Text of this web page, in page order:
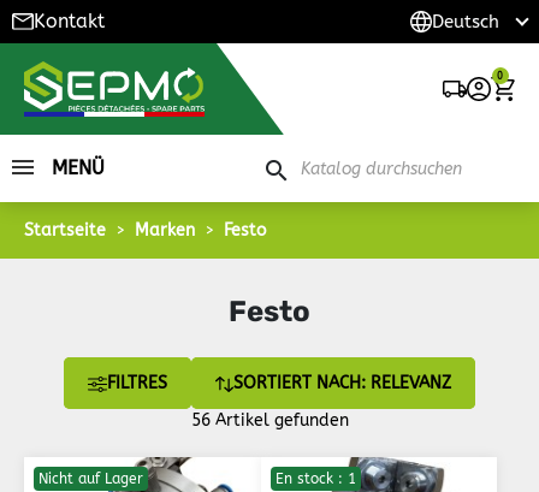
Kontakt
0
MENÜ search
Startseite Marken Festo
Festo
FILTRES
SORTIERT NACH: RELEVANZ
56 Artikel gefunden
Nicht auf Lager En stock : 1